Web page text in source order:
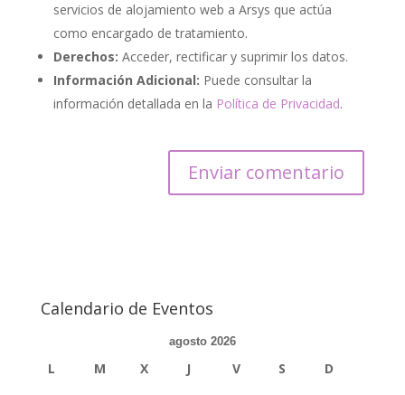
servicios de alojamiento web a Arsys que actúa
como encargado de tratamiento.
Derechos: Acceder, rectificar y suprimir los datos.
Información Adicional: Puede consultar la
información detallada en la Política de Privacidad.
Calendario de Eventos
agosto 2026
L M X J V S D